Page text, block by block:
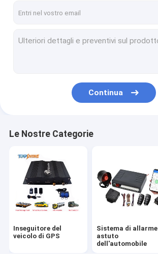
Inseguitore di GPS del motociclo
Accessori dell'inseguitore di GPS
Localizzazione GPS dei veicoli
Localizzazione GPS per auto
Inseguitore di Ebike GPS
Regolatore elettrico della bici
Continua
Le Nostre Categorie
Inseguitore del
veicolo di GPS
Sistema di allarme
astuto
dell'automobile